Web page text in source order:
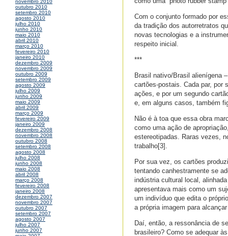
novembro 2010
outubro 2010
setembro 2010
agosto 2010
julho 2010
junho 2010
maio 2010
abril 2010
março 2010
fevereiro 2010
janeiro 2010
dezembro 2009
novembro 2009
outubro 2009
setembro 2009
agosto 2009
julho 2009
junho 2009
maio 2009
abril 2009
março 2009
fevereiro 2009
janeiro 2009
dezembro 2008
novembro 2008
outubro 2008
setembro 2008
agosto 2008
julho 2008
junho 2008
maio 2008
abril 2008
março 2008
fevereiro 2008
janeiro 2008
dezembro 2007
novembro 2007
outubro 2007
setembro 2007
agosto 2007
julho 2007
junho 2007
Com o conjunto formado por
da tradição dos autorretratos
novas tecnologias e a
respeito inicial.
***
Brasil nativo/Brasil alienígena
cartões-postais. Cada par, por
ações, e por um segundo
e, em alguns casos, também
Não é à toa que essa obra
como uma ação de
estereotipadas. Raras vezes,
trabalho[3].
Por sua vez, os cartões
tentando canhestramente se
indústria cultural local,
apresentava mais como um
um indivíduo que edita o
a própria imagem para
Daí, então, a ressonância de
brasileiro? Como se adequar